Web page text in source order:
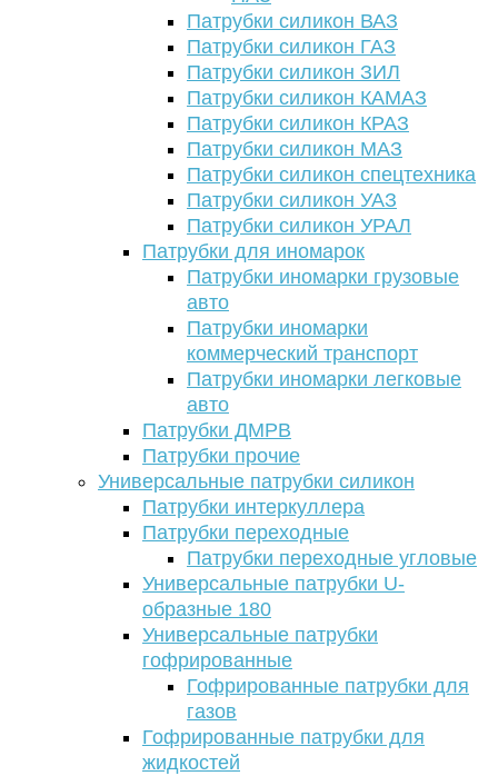
Патрубки силикон ВАЗ
Патрубки силикон ГАЗ
Патрубки силикон ЗИЛ
Патрубки силикон КАМАЗ
Патрубки силикон КРАЗ
Патрубки силикон МАЗ
Патрубки силикон спецтехника
Патрубки силикон УАЗ
Патрубки силикон УРАЛ
Патрубки для иномарок
Патрубки иномарки грузовые
авто
Патрубки иномарки
коммерческий транспорт
Патрубки иномарки легковые
авто
Патрубки ДМРВ
Патрубки прочие
Универсальные патрубки силикон
Патрубки интеркуллера
Патрубки переходные
Патрубки переходные угловые
Универсальные патрубки U-
образные 180
Универсальные патрубки
гофрированные
Гофрированные патрубки для
газов
Гофрированные патрубки для
жидкостей